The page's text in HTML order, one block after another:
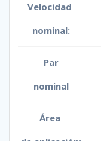
Velocidad
nominal:
Par
nominal
Área